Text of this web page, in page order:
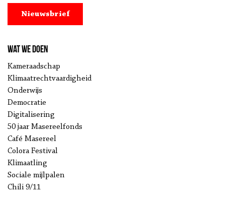
Nieuwsbrief
Wat we doen
Kameraadschap
Klimaatrechtvaardigheid
Onderwijs
Democratie
Digitalisering
50 jaar Masereelfonds
Café Masereel
Colora Festival
Klimaatling
Sociale mijlpalen
Chili 9/11